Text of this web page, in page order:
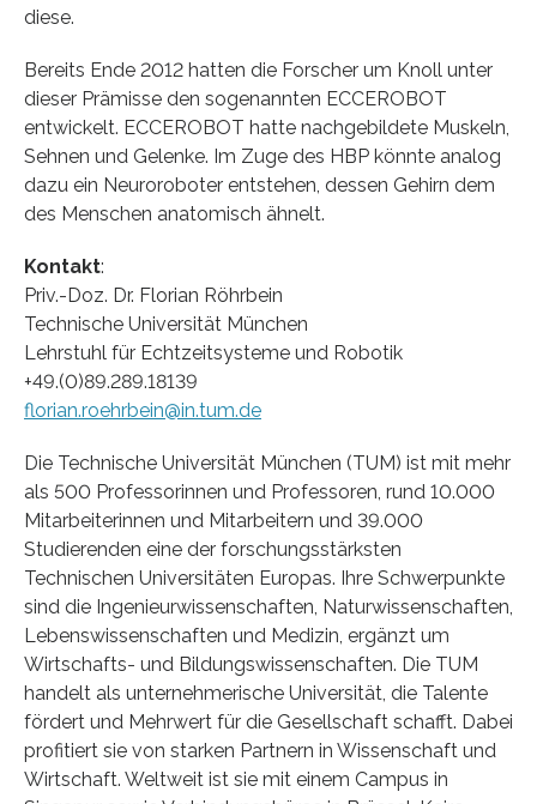
diese.
Bereits Ende 2012 hatten die Forscher um Knoll unter
dieser Prämisse den sogenannten ECCEROBOT
entwickelt. ECCEROBOT hatte nachgebildete Muskeln,
Sehnen und Gelenke. Im Zuge des HBP könnte analog
dazu ein Neuroroboter entstehen, dessen Gehirn dem
des Menschen anatomisch ähnelt.
Kontakt:
Priv.-Doz. Dr. Florian Röhrbein
Technische Universität München
Lehrstuhl für Echtzeitsysteme und Robotik
+49.(0)89.289.18139
florian.roehrbein@in.tum.de
Die Technische Universität München (TUM) ist mit mehr
als 500 Professorinnen und Professoren, rund 10.000
Mitarbeiterinnen und Mitarbeitern und 39.000
Studierenden eine der forschungsstärksten
Technischen Universitäten Europas. Ihre Schwerpunkte
sind die Ingenieurwissenschaften, Naturwissenschaften,
Lebenswissenschaften und Medizin, ergänzt um
Wirtschafts- und Bildungswissenschaften. Die TUM
handelt als unternehmerische Universität, die Talente
fördert und Mehrwert für die Gesellschaft schafft. Dabei
profitiert sie von starken Partnern in Wissenschaft und
Wirtschaft. Weltweit ist sie mit einem Campus in